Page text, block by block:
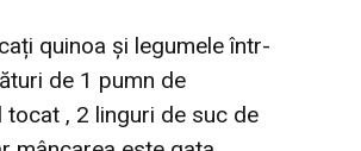
quinoa și legumele într-
de 1 pumn de
tocat , 2 linguri de suc de